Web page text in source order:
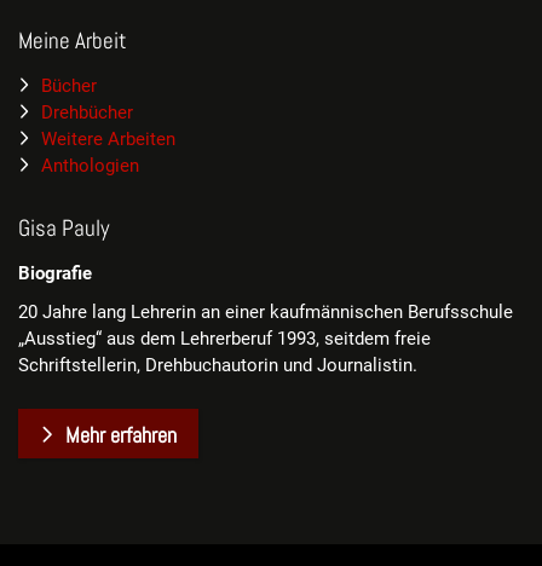
Meine Arbeit
Bücher
Drehbücher
Weitere Arbeiten
Anthologien
Gisa Pauly
Biografie
20 Jahre lang Lehrerin an einer kaufmännischen Berufsschule
„Ausstieg“ aus dem Lehrerberuf 1993, seitdem freie
Schriftstellerin, Drehbuchautorin und Journalistin.
Mehr erfahren